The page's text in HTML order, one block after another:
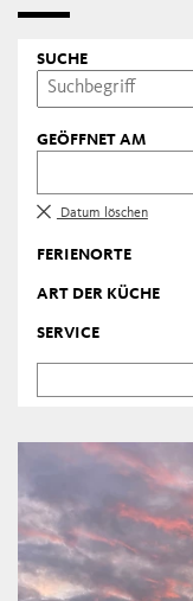
SUCHE
GEÖFFNET AM
Datum löschen
FERIENORTE
ART DER KÜCHE
SERVICE